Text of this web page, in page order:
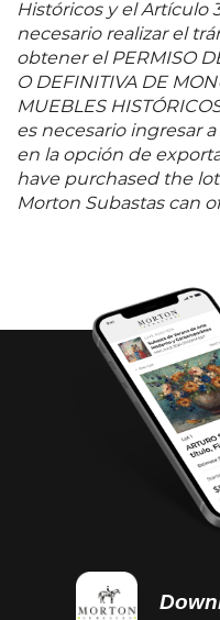
Históricos y el Artículo
necesario realizar el
obtener el PERMISO
O DEFINITIVA DE
MUEBLES
es necesario ingresar
en la opción de
have purchased the
Morton Subastas can